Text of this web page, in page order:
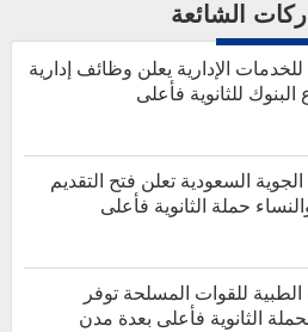
الشائعة
الإدارية يعلن وظائف إدارية
للثانوية فأعلى
السعودية تعلن فتح التقديم
حملة الثانوية فأعلى
الطبية للقوات المسلحة توفر
الثانوية فأعلى بعدة مدن